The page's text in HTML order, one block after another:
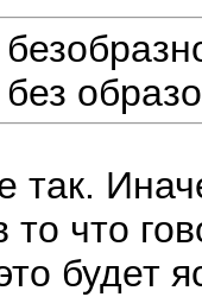
так.
что
будет